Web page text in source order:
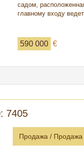
садом,
главному входу
590 000 €
7405
Продажа / Продажа